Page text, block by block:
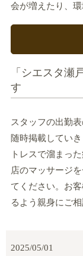
会が増えたり、
「シエスタ瀬
す
スタッフの出勤
随時掲載してい
トレスで溜まっ
店のマッサージ
てください。お
るよう親身にご
2025/05/01